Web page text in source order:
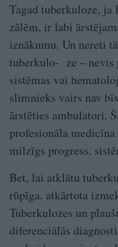
Tagad tuberkuloze,
zālēm, ir labi
iznākumu. Un nereti
tuberkulo- ze – nevis
sistēmas vai
slimnieks vairs nav
ārstēties ambulatori.
profesionāla
milzīgs progress,
Bet, lai atklātu
rūpīga, atkārtota
Tuberkulozes un
diferenciālās